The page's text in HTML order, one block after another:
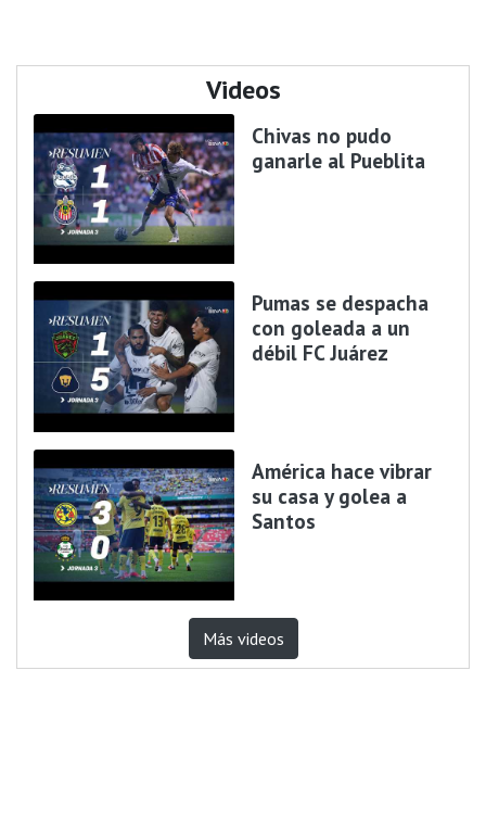
Videos
Chivas no pudo
ganarle al Pueblita
Pumas se despacha
con goleada a un
débil FC Juárez
América hace vibrar
su casa y golea a
Santos
Más videos